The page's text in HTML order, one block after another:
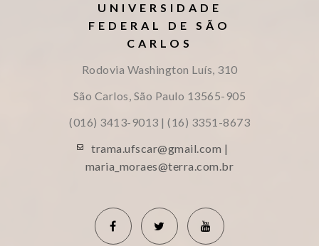
UNIVERSIDADE
FEDERAL DE SÃO
CARLOS
Rodovia Washington Luís, 310
São Carlos, São Paulo 13565-905
(016) 3413-9013 | (16) 3351-8673
trama.ufscar@gmail.com |
maria_moraes@terra.com.br